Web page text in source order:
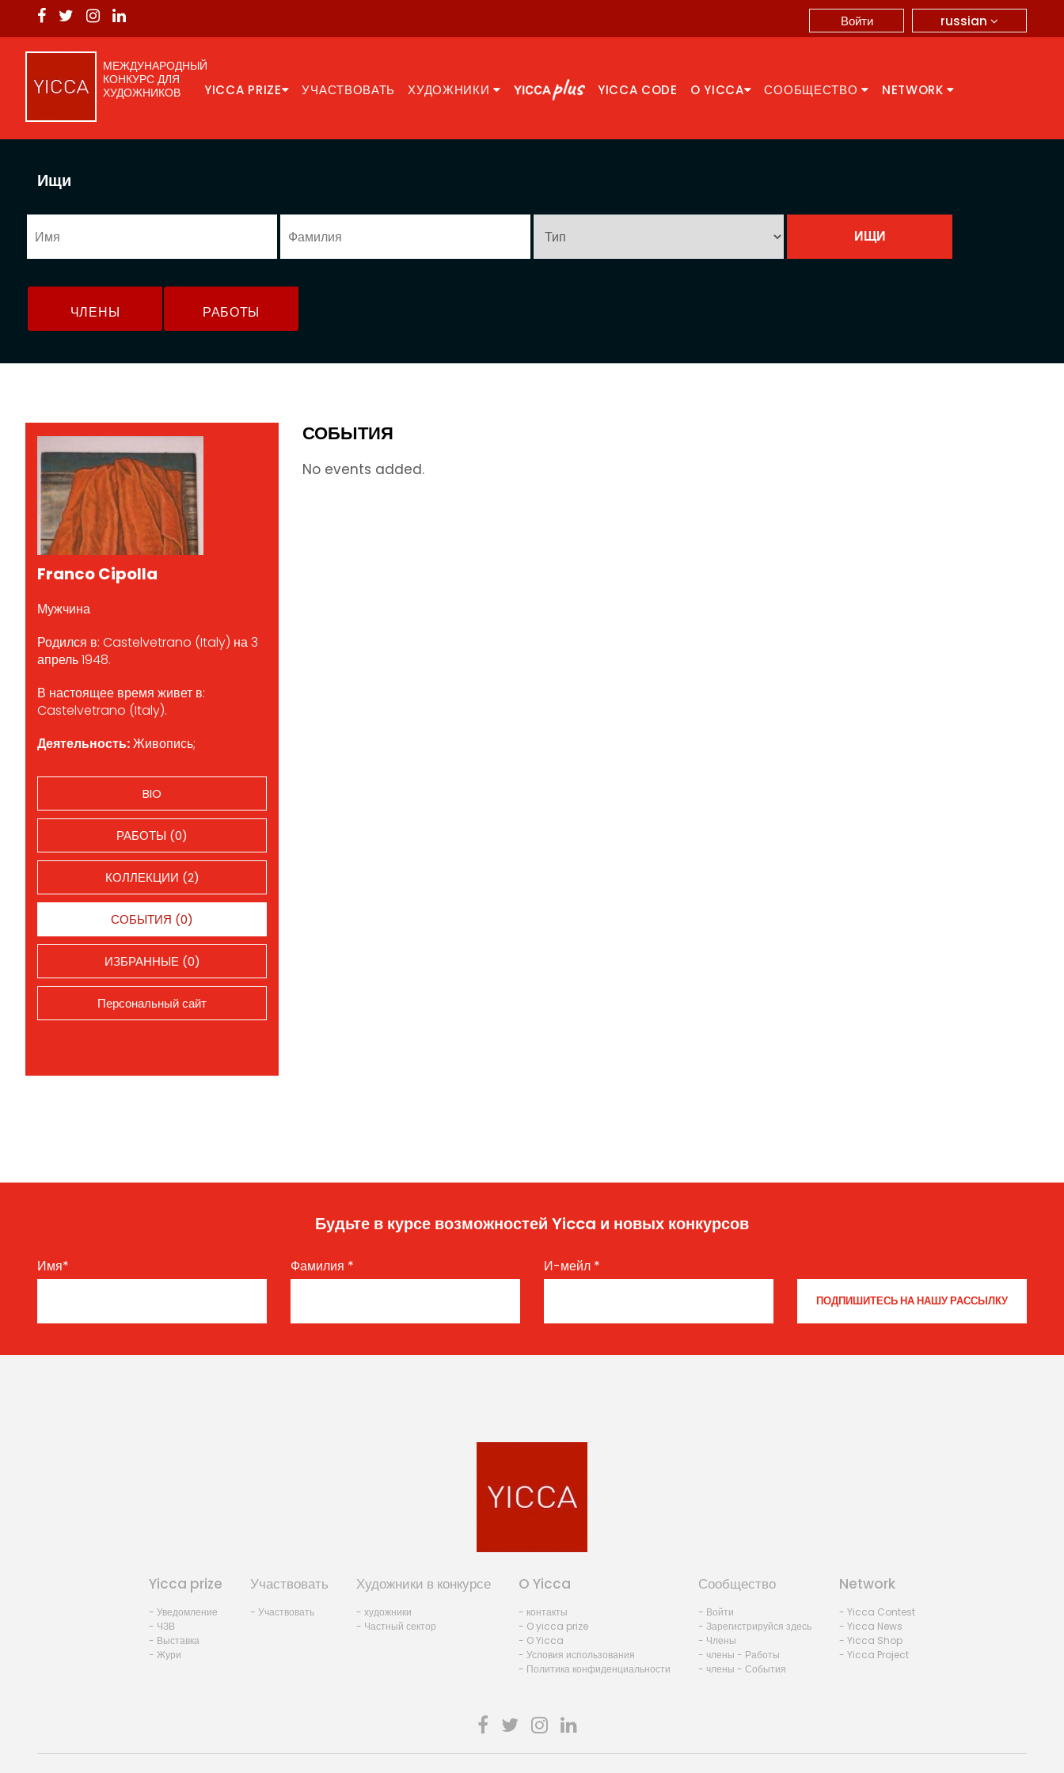
russian
Войти
МЕЖДУНАРОДНЫЙ
КОНКУРС ДЛЯ
ХУДОЖНИКОВ
YICCA PRIZE УЧАСТВОВАТЬ ХУДОЖНИКИ YICCA CODE O YICCA СООБЩЕСТВО NETWORK
Ищи
ЧЛЕНЫ РАБОТЫ
Franco Cipolla
Мужчина
Родился в: Castelvetrano (Italy) на 3
апрель 1948.
В настоящее время живет в:
Castelvetrano (Italy).
Деятельность:Живопись;
BIO
РАБОТЫ (0)
КОЛЛЕКЦИИ (2)
СОБЫТИЯ (0)
ИЗБРАННЫЕ (0)
Персональный сайт
СОБЫТИЯ
No events added.
Будьте в курсе возможностей Yicca и новых конкурсов
Имя* Фамилия * И-мейл *
Yicca prize
- Уведомление
- ЧЗВ
- Выставка
- Жури
Участвовать
- Участвовать
Художники в конкурсе
- художники
- Частный сектор
O Yicca
- контакты
- O yicca prize
- O Yicca
- Условия использования
- Политика конфиденциальности
Сообщество
- Войти
- Зарегистрируйся здесь
- Члены
- члены - Работы
- члены - События
Network
- Yicca Contest
- Yicca News
- Yicca Shop
- Yicca Project